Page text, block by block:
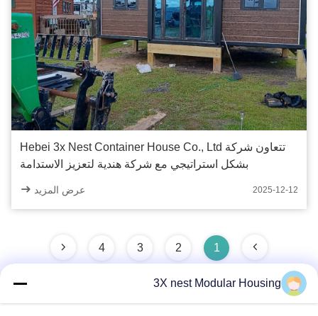
تتعاون شركة Hebei 3x Nest Container House Co., Ltd
بشكل استراتيجي مع شركة هندية لتعزيز الاستدامة
2025-12-12 عرض المزيد
1
2
3
4
3X nest Modular Housing